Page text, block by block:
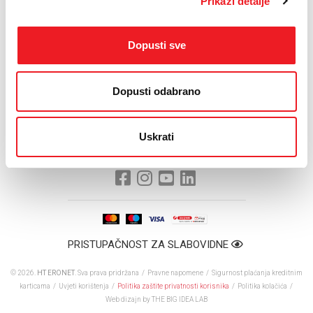
Dopusti sve
Dopusti odabrano
Uskrati
Radno vrijeme novootvorenog prodajnog centra HT ERONET-a u
Grudama je – od ponedjeljka do petka, od 8 do 18 sati, a
PRISTUPAČNOST ZA SLABOVIDNE
© 2026. HT ERONET . Sva prava pridržana / Pravne napomene / Sigurnost plaćanja kreditnim
karticama / Uvjeti korištenja / Politika zaštite privatnosti korisnika / Politika kolačića /
Web dizajn by THE BIG IDEA LAB